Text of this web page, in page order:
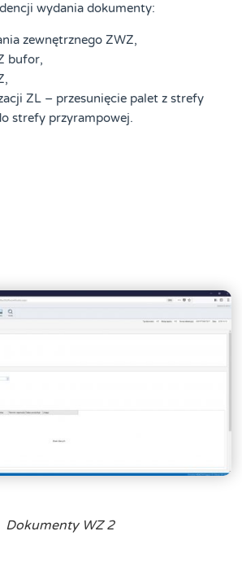
wydania dokumenty:
zewnętrznego ZWZ,
bufor,
ZL – przesunięcie palet z strefy
strefy przyrampowej.
Dokumenty WZ 2